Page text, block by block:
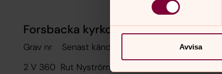
Avvisa
Forsbacka kyrkogård
Grav nr Senast kända innehavare
2 V 360 Rut Nyström